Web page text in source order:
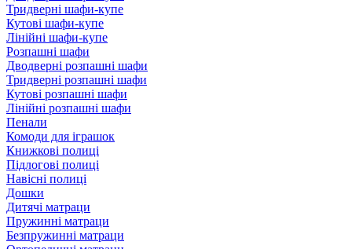
Тридверні шафи-купе
Кутові шафи-купе
Лінійні шафи-купе
Розпашні шафи
Дводверні розпашні шафи
Тридверні розпашні шафи
Кутові розпашні шафи
Лінійні розпашні шафи
Пенали
Комоди для іграшок
Книжкові полиці
Підлогові полиці
Навісні полиці
Дошки
Дитячі матраци
Пружинні матраци
Безпружинні матраци